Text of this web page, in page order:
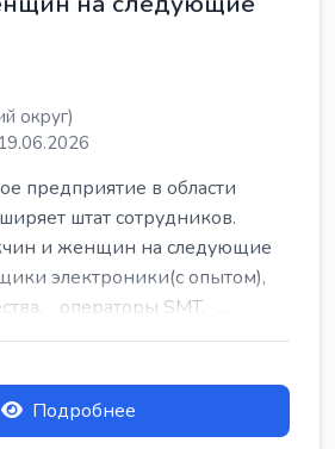
округ)
предприятие в области
штат сотрудников.
и женщин на следующие
электроники(с опытом),
операторы SMT, ...
Подробнее